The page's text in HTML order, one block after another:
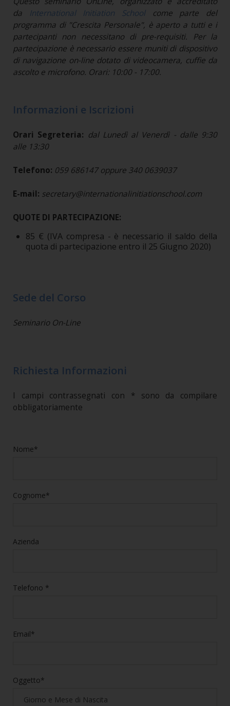
da
International Initiation Schoolcome parte del
programma di "Crescita Personale", è aperto a tutti e i
partecipanti non necessitano di pre-requisiti.
Per la
partecipazione è necessario essere muniti di dispositivo
di navigazione on-line dotato di videocamera, cuffie da
ascolto e microfono. Orari: 10:00 - 17:00.
Informazioni e Iscrizioni
Orari Segreteria: dal Lunedì al Venerdì - dalle 9:30
alle 13:30
Telefono: 059 686147 oppure 340 0639037
E-mail: secretary@internationalinitiationschool.com
QUOTE DI PARTECIPAZIONE:
85 € (IVA compresa - è necessario il saldo della
quota di partecipazione entro il 25 Giugno 2020)
Sede del Corso
Seminario On-Line
Richiesta Informazioni
I campi contrassegnati con * sono da compilare
obbligatoriamente
Nome*
Cognome*
Azienda
Telefono *
Email*
Oggetto*